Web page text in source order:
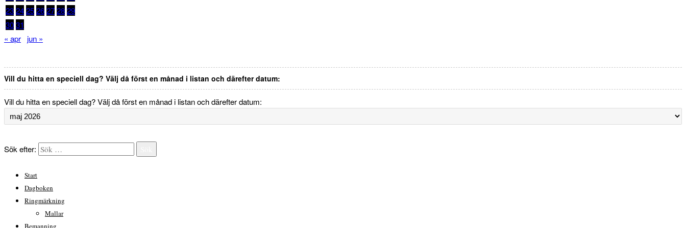
23242526272829
3031
« apr
jun »
Vill du hitta en speciell dag? Välj då först en månad i listan och därefter datum:
Vill du hitta en speciell dag? Välj då först en månad i listan och därefter datum:
Sök efter:
Start
Dagboken
Ringmärkning
Mallar
Bemanning